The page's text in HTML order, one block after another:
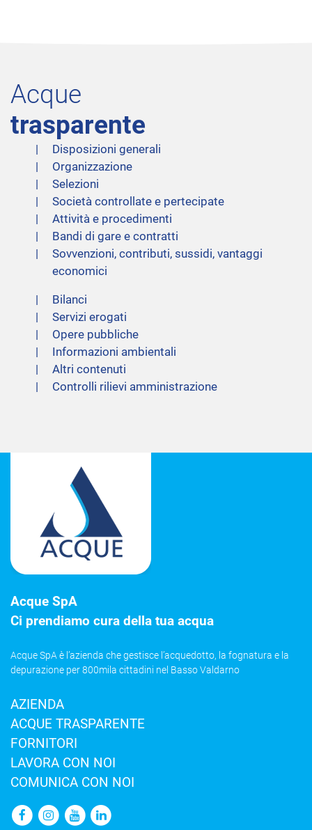
Acque
trasparente
Disposizioni generali
Organizzazione
Selezioni
Società controllate e pertecipate
Attività e procedimenti
Bandi di gare e contratti
Sovvenzioni, contributi, sussidi, vantaggi
economici
Bilanci
Servizi erogati
Opere pubbliche
Informazioni ambientali
Altri contenuti
Controlli rilievi amministrazione
Acque SpA
Ci prendiamo cura della tua acqua
Acque SpA è l’azienda che gestisce l’acquedotto, la fognatura e la
depurazione per 800mila cittadini nel Basso Valdarno
AZIENDA
ACQUE TRASPARENTE
FORNITORI
LAVORA CON NOI
COMUNICA CON NOI